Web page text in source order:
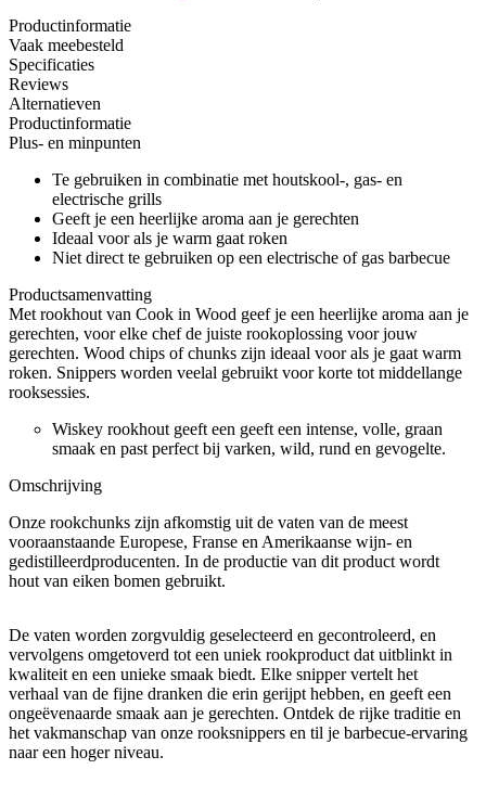
Productinformatie
Vaak meebesteld
Specificaties
Reviews
Alternatieven
Productinformatie
Plus- en minpunten
Te gebruiken in combinatie met houtskool-, gas- en
electrische grills
Geeft je een heerlijke aroma aan je gerechten
Ideaal voor als je warm gaat roken
Niet direct te gebruiken op een electrische of gas barbecue
Productsamenvatting
Met rookhout van Cook in Wood geef je een heerlijke aroma aan je
gerechten, voor elke chef de juiste rookoplossing voor jouw
gerechten. Wood chips of chunks zijn ideaal voor als je gaat warm
roken. Snippers worden veelal gebruikt voor korte tot middellange
rooksessies.
Wiskey rookhout geeft een geeft een intense, volle, graan
smaak en past perfect bij varken, wild, rund en gevogelte.
Omschrijving
Onze rookchunks zijn afkomstig uit de vaten van de meest
vooraanstaande Europese, Franse en Amerikaanse wijn- en
gedistilleerdproducenten. In de productie van dit product wordt
hout van eiken bomen gebruikt.
De vaten worden zorgvuldig geselecteerd en gecontroleerd, en
vervolgens omgetoverd tot een uniek rookproduct dat uitblinkt in
kwaliteit en een unieke smaak biedt. Elke snipper vertelt het
verhaal van de fijne dranken die erin gerijpt hebben, en geeft een
ongeëvenaarde smaak aan je gerechten. Ontdek de rijke traditie en
het vakmanschap van onze rooksnippers en til je barbecue-ervaring
naar een hoger niveau.